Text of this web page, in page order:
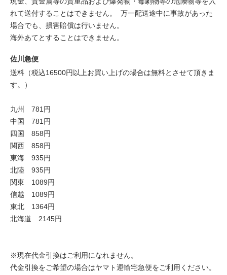
れて送付することはできません。 万一配送途中に事故があった
場合でも、損害賠償は行いません。
海外あてとすることはできません。
佐川急便
送料（税込16500円以上お買い上げの場合は無料とさせて頂きま
す。）
九州 781円
中国 781円
四国 858円
関西 858円
東海 935円
北陸 935円
関東 1089円
信越 1089円
東北 1364円
北海道 2145円
※現在代金引換はご利用になれません。
代金引換をご希望の場合はヤマト運輸宅急便をご利用ください。